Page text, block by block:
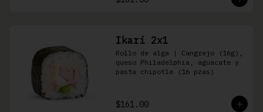
Ikari 2x1
Rollo de alga | Cangrejo (16g),
queso Philadelphia, aguacate y
pasta chipotle (16 pzas)
$161.00